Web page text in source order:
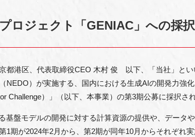
ロジェクト「GENIAC」への採
都港区、代表取締役CEO 木村 俊 以下、「当社」と
NEDO）が実施する、国内における生成AIの開発力強
Challenge）」（以下、本事業）の第3期公募に採択さ
基盤モデルの開発に対する計算資源の提供や、データ
1期が2024年2月から、第2期が同年10月からそれぞれ